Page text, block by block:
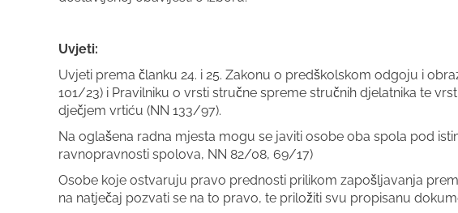
Uvjeti:
Uvjeti prema članku 24. i 25. Zakonu o predškolskom odgoju i
101/23) i Pravilniku o vrsti stručne spreme stručnih djelatnika te
dječjem vrtiću (NN 133/97).
Na oglašena radna mjesta mogu se javiti osobe oba spola pod
ravnopravnosti spolova, NN 82/08, 69/17)
Osobe koje ostvaruju pravo prednosti prilikom zapošljavanja
na natječaj pozvati se na to pravo, te priložiti svu propisanu